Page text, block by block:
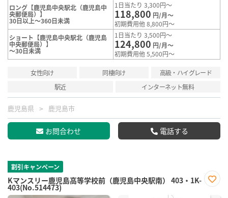
ロング【鹿児島中央駅北（鹿児島中
央郵便局）】
30日以上～360日未満
1日当たり 3,300円～
118,800 円/月～
初期費用他 8,800円～
ショート【鹿児島中央駅北（鹿児島
中央郵便局）】
～30日未満
1日当たり 3,500円～
124,800 円/月～
初期費用他 5,500円～
女性向け 同棲向け
高級・ハイグレード
駅近
インターネット無料
鹿児島県 鹿児島市
お問合わせ 電話する
割引キャンペーン
Kマンスリー鹿児島高等学校前（鹿児島中央駅南） 403・1K-
403(No.514473)